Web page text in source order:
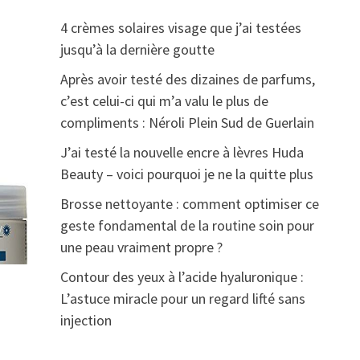
4 crèmes solaires visage que j’ai testées
jusqu’à la dernière goutte
Après avoir testé des dizaines de parfums,
c’est celui-ci qui m’a valu le plus de
compliments : Néroli Plein Sud de Guerlain
J’ai testé la nouvelle encre à lèvres Huda
Beauty – voici pourquoi je ne la quitte plus
Brosse nettoyante : comment optimiser ce
geste fondamental de la routine soin pour
une peau vraiment propre ?
Contour des yeux à l’acide hyaluronique :
L’astuce miracle pour un regard lifté sans
injection